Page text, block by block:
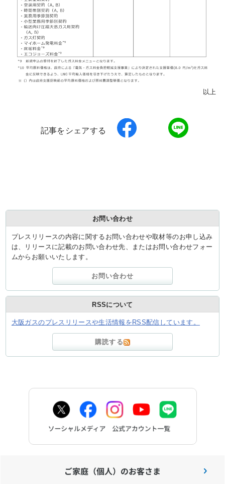
以上
記事をシェアする
お問い合わせ
プレスリリースの内容に関するお問い合わせや取材等のお申し込み
は、リリースに記載のお問い合わせ先、またはお問い合わせフォー
ムからお願いいたします。
お問い合わせ
RSSについて
大阪ガスのプレスリリースや生活情報をRSS配信しています。
購読する
ご家庭（個人）のお客さま